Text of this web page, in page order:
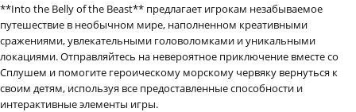
**Into the Belly of the Beast** предлагает игрокам незабываемое
путешествие в необычном мире, наполненном креативными
сражениями, увлекательными головоломками и уникальными
локациями. Отправляйтесь на невероятное приключение вместе со
Сплушем и помогите героическому морскому червяку вернуться к
своим детям, используя все предоставленные способности и
интерактивные элементы игры.